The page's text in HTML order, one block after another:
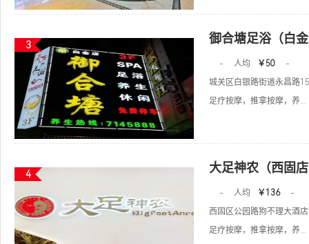
3 御合塘足浴（白
- 人均 ￥50
-
城关区白银路街道永昌路
足疗按摩，推拿按摩，养...
4 大足神农（西固
- 人均 ￥136
-
西固区公园路狗不理大酒
足疗按摩，推拿按摩，养...